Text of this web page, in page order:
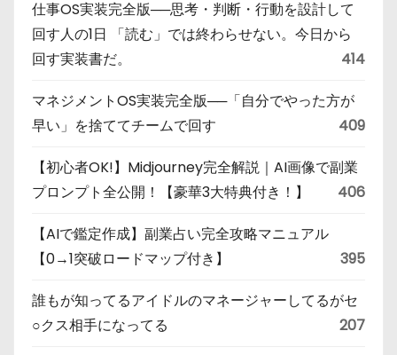
仕事OS実装完全版──思考・判断・行動を設計して
回す人の1日 「読む」では終わらせない。今日から
回す実装書だ。
414
マネジメントOS実装完全版──「自分でやった方が
早い」を捨ててチームで回す
409
【初心者OK!】Midjourney完全解説｜AI画像で副業
プロンプト全公開！【豪華3大特典付き！】
406
【AIで鑑定作成】副業占い完全攻略マニュアル
【0→1突破ロードマップ付き】
395
誰もが知ってるアイドルのマネージャーしてるがセ
○クス相手になってる
207